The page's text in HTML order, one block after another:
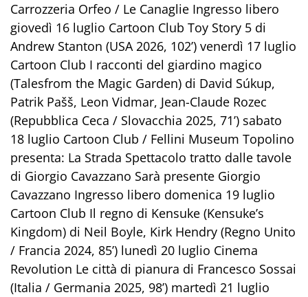
Carrozzeria Orfeo / Le Canaglie Ingresso libero
giovedì 16 luglio Cartoon Club Toy Story 5 di
Andrew Stanton (USA 2026, 102’) venerdì 17 luglio
Cartoon Club I racconti del giardino magico
(Talesfrom the Magic Garden) di David Súkup,
Patrik Pašš, Leon Vidmar, Jean-Claude Rozec
(Repubblica Ceca / Slovacchia 2025, 71’) sabato
18 luglio Cartoon Club / Fellini Museum Topolino
presenta: La Strada Spettacolo tratto dalle tavole
di Giorgio Cavazzano Sarà presente Giorgio
Cavazzano Ingresso libero domenica 19 luglio
Cartoon Club Il regno di Kensuke (Kensuke’s
Kingdom) di Neil Boyle, Kirk Hendry (Regno Unito
/ Francia 2024, 85’) lunedì 20 luglio Cinema
Revolution Le città di pianura di Francesco Sossai
(Italia / Germania 2025, 98’) martedì 21 luglio